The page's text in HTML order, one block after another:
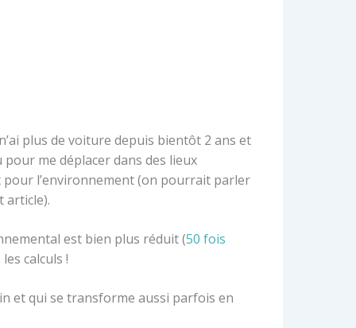
plus de voiture depuis bientôt 2 ans et
pour me déplacer dans des lieux
l’environnement (on pourrait parler
article).
est bien plus réduit (50 fois
calculs !
et qui se transforme aussi parfois en